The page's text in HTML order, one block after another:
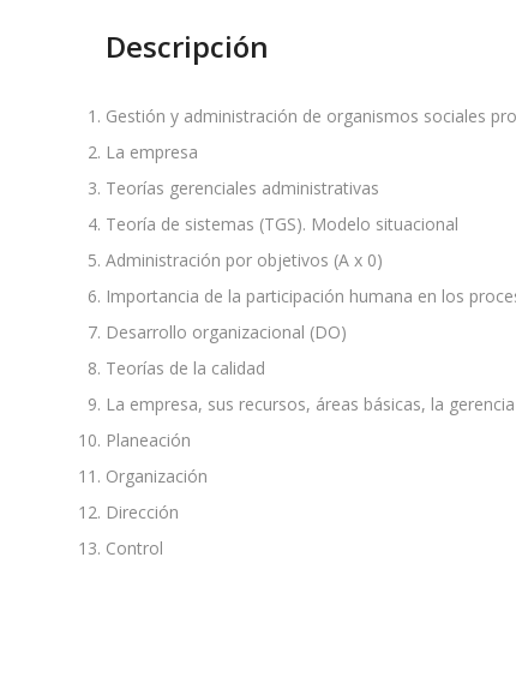
Descripción
Gestión y administración de organismos sociales
La empresa
Teorías gerenciales administrativas
Teoría de sistemas (TGS). Modelo situacional
Administración por objetivos (A x 0)
Importancia de la participación humana en los
Desarrollo organizacional (DO)
Teorías de la calidad
La empresa, sus recursos, áreas básicas, la
Planeación
Organización
Dirección
Control